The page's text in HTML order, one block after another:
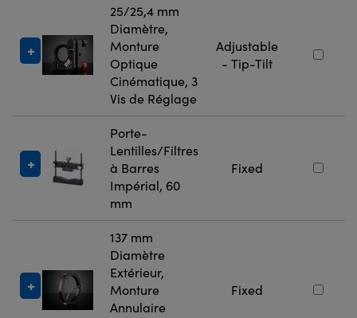
25/25,4 mm
Diamètre,
Monture
Optique
Cinématique, 3
Vis de Réglage
Adjustable
- Tip-Tilt
Porte-
Lentilles/Filtres
à Barres
Impérial, 60
mm
Fixed
137 mm
Diamètre
Extérieur,
Monture
Annulaire
Fixed